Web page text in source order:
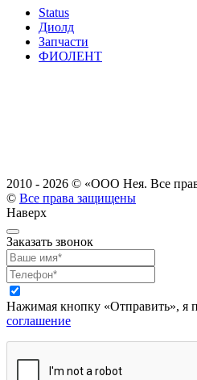
Status
Диолд
Запчасти
ФИОЛЕНТ
2010 - 2026 © «ООО Нея. Все
© Все права защищены
Наверх
Заказать звонок
Нажимая кнопку «Отправить», я
соглашение